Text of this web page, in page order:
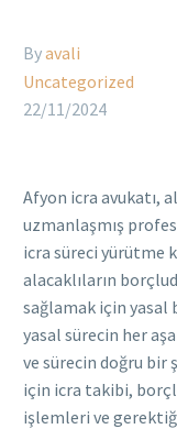
Byavali
Uncategorized
22/11/2024
Afyon icra avukatı,
uzmanlaşmış
icra süreci yürütme
alacaklıların
sağlamak için yasal
yasal sürecin her
ve sürecin doğru bir
için icra takibi,
işlemleri ve